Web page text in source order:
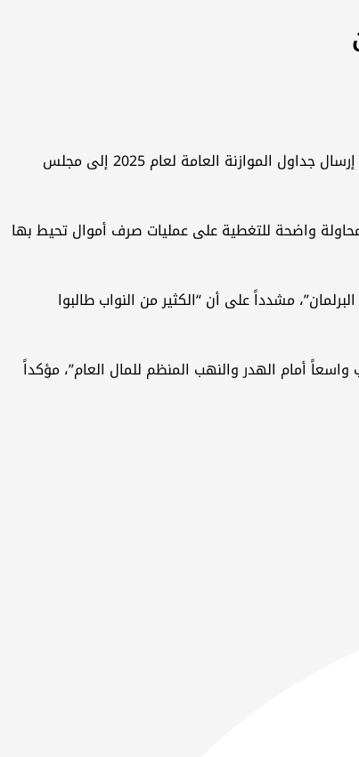
بغداد – اتهم نائب رئيس لجنة الاستثمار النيابية، حسين السعبري، الحكومة ووزارة المالية بالتستر على شبهات فساد مالي خطيرة عبر تأخير إرسال جداول الموازنة العامة لعام 2025 إلى مجلس
واضحة للتغطية على عمليات صرف أموال تحيط بها
مشدداً على أن “الكثير من النواب طالبوا
أمام الهدر والنهب المنظم للمال العام”، مؤكداً